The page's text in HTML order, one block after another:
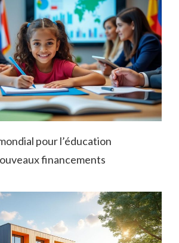
pour l’éducation
financements